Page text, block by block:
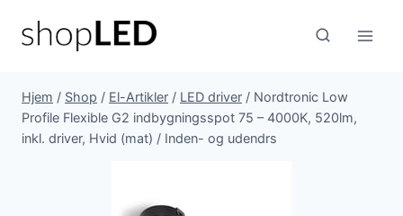
Hjem / Shop / El-Artikler / LED driver / Nordtronic Low
Profile Flexible G2 indbygningsspot 75 – 4000K, 520lm,
inkl. driver, Hvid (mat) / Inden- og udendrs